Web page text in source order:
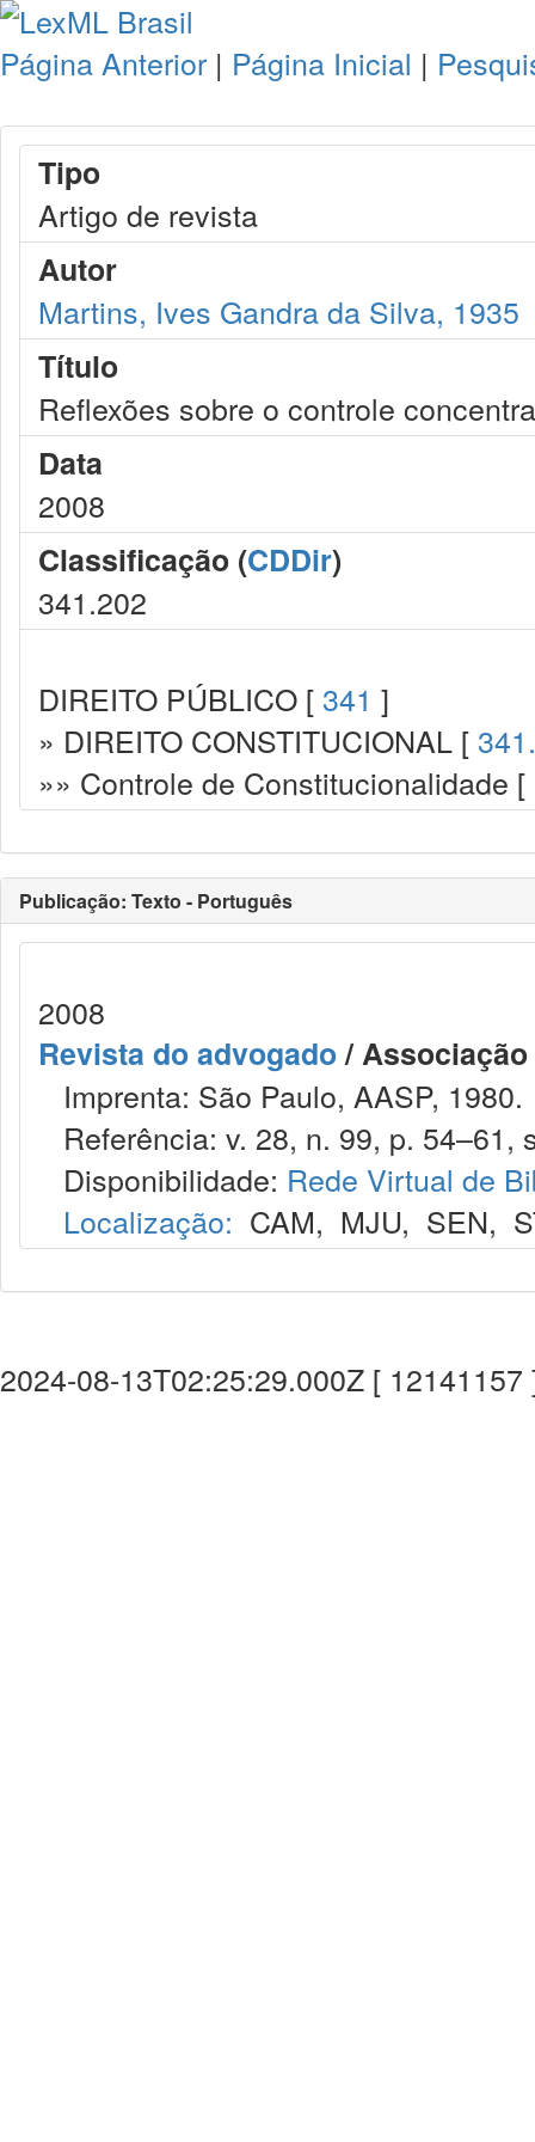
Página Anterior | Página Inicial |
Tipo
Artigo de revista
Autor
Martins, Ives Gandra da Silva, 1935
Título
Reflexões sobre o controle
Data
2008
Classificação (CDDir)
341.202
DIREITO PÚBLICO [ 341 ]
» DIREITO CONSTITUCIONAL [
»» Controle de Constitucionalidade [
Publicação: Texto - Português
2008
Revista do advogado/
Imprenta: São Paulo, AASP, 1980.
Referência: v. 28, n. 99, p. 54–61,
Disponibilidade: Rede Virtual de
Localização: CAM, MJU, SEN,
2024-08-13T02:25:29.000Z [ 12141157